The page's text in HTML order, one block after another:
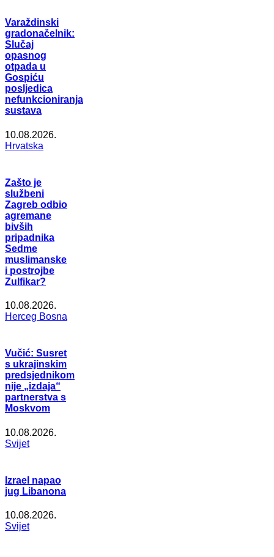
Varaždinski
gradonačelnik:
Slučaj
opasnog
otpada u
Gospiću
posljedica
nefunkcioniranja
sustava
10.08.2026.
Hrvatska
Zašto je
službeni
Zagreb odbio
agremane
bivših
pripadnika
Sedme
muslimanske
i postrojbe
Zulfikar?
10.08.2026.
Herceg Bosna
Vučić: Susret
s ukrajinskim
predsjednikom
nije „izdaja“
partnerstva s
Moskvom
10.08.2026.
Svijet
Izrael napao
jug Libanona
10.08.2026.
Svijet